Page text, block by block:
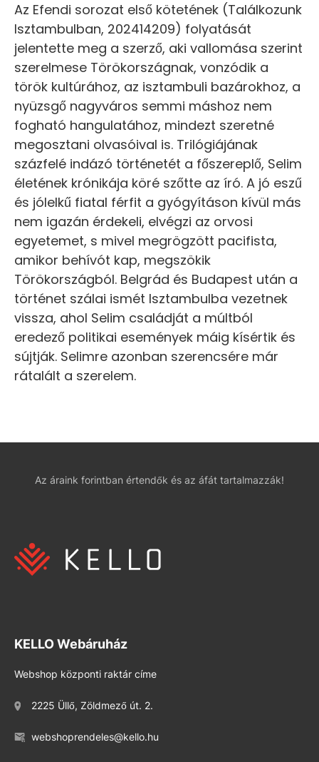
Az Efendi sorozat első kötetének (Találkozunk
Isztambulban, 202414209) folyatását
jelentette meg a szerző, aki vallomása szerint
szerelmese Törökországnak, vonzódik a
török kultúrához, az isztambuli bazárokhoz, a
nyüzsgő nagyváros semmi máshoz nem
fogható hangulatához, mindezt szeretné
megosztani olvasóival is. Trilógiájának
százfelé indázó történetét a főszereplő, Selim
életének krónikája köré szőtte az író. A jó eszű
és jólelkű fiatal férfit a gyógyításon kívül más
nem igazán érdekeli, elvégzi az orvosi
egyetemet, s mivel megrögzött pacifista,
amikor behívót kap, megszökik
Törökországból. Belgrád és Budapest után a
történet szálai ismét Isztambulba vezetnek
vissza, ahol Selim családját a múltból
eredező politikai események máig kísértik és
sújtják. Selimre azonban szerencsére már
rátalált a szerelem.
Az áraink forintban értendők és az áfát tartalmazzák!
KELLO Webáruház
Webshop központi raktár címe
2225 Üllő, Zöldmező út. 2.
webshoprendeles@kello.hu